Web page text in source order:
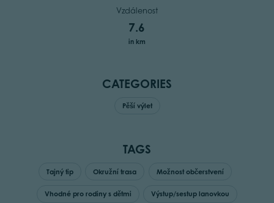
Vzdálenost
7.6
in km
CATEGORIES
Pěší výlet
TAGS
Tajný tip Okružní trasa Možnost občerstvení
Vhodné pro rodiny s dětmi Výstup/sestup lanovkou